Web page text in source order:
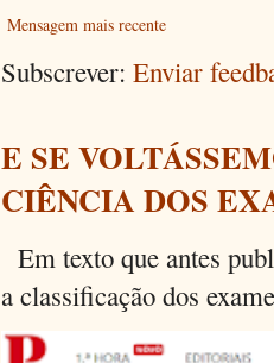
Mensagem mais recente
Subscrever: Enviar
E SE
CIÊNCIA DOS
Em texto que antes
a classificação dos